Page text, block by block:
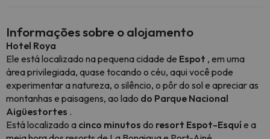
Informações sobre o alojamento
Hotel Roya
Ele está localizado na pequena cidade de Espot , em uma
área privilegiada, quase tocando o céu, aqui você pode
experimentar a natureza, o silêncio, o pôr do sol e apreciar as
montanhas e paisagens, ao lado do Parque Nacional
Aigüestortes .
Está localizado a cinco minutos do resort Espot-Esquíe a